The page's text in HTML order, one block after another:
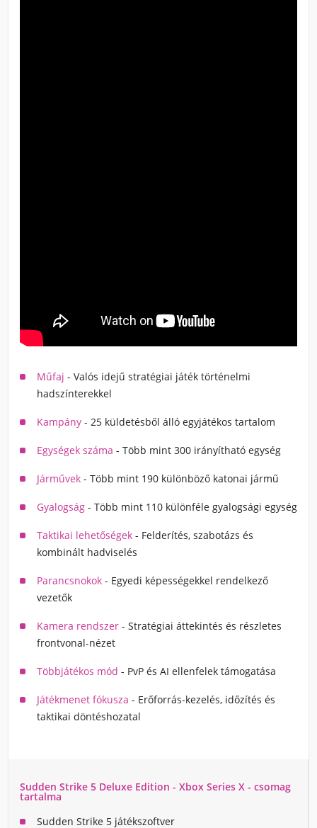
Műfaj - Valós idejű stratégiai játék történelmi
hadszínterekkel
Kampány - 25 küldetésből álló egyjátékos tartalom
Egységek száma - Több mint 300 irányítható egység
Járművek - Több mint 190 különböző katonai jármű
Gyalogság - Több mint 110 különféle gyalogsági egység
Taktikai lehetőségek - Felderítés, szabotázs és
kombinált hadviselés
Parancsnokok - Egyedi képességekkel rendelkező
vezetők
Kamera rendszer - Stratégiai áttekintés és részletes
frontvonal-nézet
Többjátékos mód - PvP és AI ellenfelek támogatása
Játékmenet fókusza - Erőforrás-kezelés, időzítés és
taktikai döntéshozatal
Sudden Strike 5 Deluxe Edition - Xbox Series X - csomag
tartalma
Sudden Strike 5 játékszoftver